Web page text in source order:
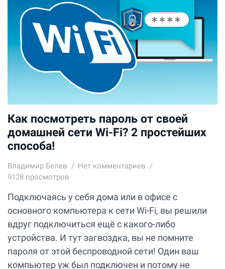
Как посмотреть пароль от своей
домашней сети Wi-Fi? 2 простейших
способа!
Владимир Белев
Нет комментариев
9128 просмотров
Подключаясь у себя дома или в офисе с
основного компьютера к сети Wi-Fi, вы решили
вдруг подключиться ещё с какого-либо
устройства. И тут загвоздка, вы не помните
пароля от этой беспроводной сети! Один ваш
компьютер уж был подключен и потому не